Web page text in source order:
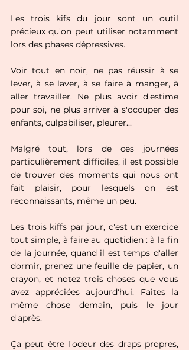
Les trois kifs du jour sont un outil
précieux qu'on peut utiliser notamment
lors des phases dépressives.
Voir tout en noir, ne pas réussir à se
lever, à se laver, à se faire à manger, à
aller travailler. Ne plus avoir d'estime
pour soi, ne plus arriver à s'occuper des
enfants, culpabiliser, pleurer...
Malgré tout, lors de ces journées
particulièrement difficiles, il est possible
de trouver des moments qui nous ont
fait plaisir, pour lesquels on est
reconnaissants, même un peu.
Les trois kiffs par jour, c'est un exercice
tout simple, à faire au quotidien : à la fin
de la journée, quand il est temps d'aller
dormir, prenez une feuille de papier, un
crayon, et notez trois choses que vous
avez appréciées aujourd'hui. Faites la
même chose demain, puis le jour
d'après.
Ça peut être l'odeur des draps propres,